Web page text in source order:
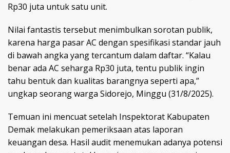
Rp30 juta untuk satu unit.
Nilai fantastis tersebut menimbulkan sorotan publik,
karena harga pasar AC dengan spesifikasi standar jauh
di bawah angka yang tercantum dalam daftar. “Kalau
benar ada AC seharga Rp30 juta, tentu publik ingin
tahu bentuk dan kualitas barangnya seperti apa,”
ungkap seorang warga Sidorejo, Minggu (31/8/2025).
Temuan ini mencuat setelah Inspektorat Kabupaten
Demak melakukan pemeriksaan atas laporan
keuangan desa. Hasil audit menemukan adanya potensi